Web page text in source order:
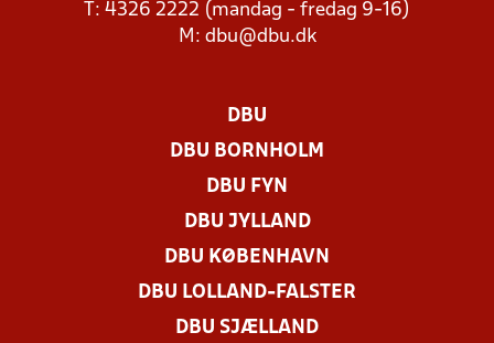
T: 4326 2222 (mandag - fredag 9-16)
M: dbu@dbu.dk
DBU
DBU BORNHOLM
DBU FYN
DBU JYLLAND
DBU KØBENHAVN
DBU LOLLAND-FALSTER
DBU SJÆLLAND